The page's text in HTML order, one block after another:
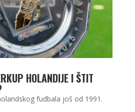
HOLANDIJE I ŠTIT
fudbala još od 1991.